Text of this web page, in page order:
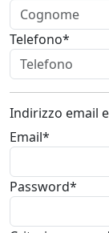
Telefono*
Indirizzo email
Email*
Password*